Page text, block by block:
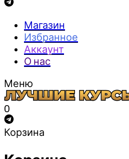
Магазин
Избранное
Аккаунт
О нас
Меню
0
Корзина